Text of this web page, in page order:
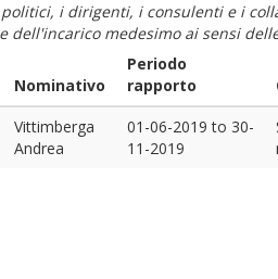
i dirigenti, i consulenti e i
medesimo ai sensi
Nominativo
Periodo
rapporto
Vittimberga
Andrea
01-06-2019 to 30-
11-2019